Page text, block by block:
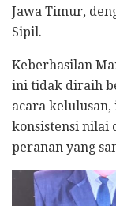
Jawa Timur,
Sipil.
​Keberhasilan
ini tidak diraih
acara
konsistensi nilai
peranan yang